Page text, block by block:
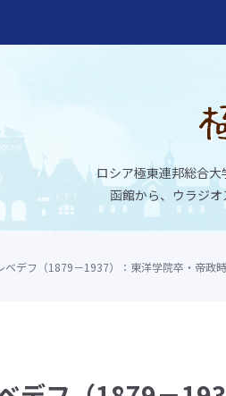
ロシア極東連邦総合大
函館から、ウラジオ
ベデフ（1879－1937）：東洋学院卒・帝政